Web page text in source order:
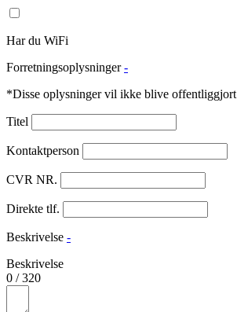
Har du WiFi
Forretningsoplysninger -
*Disse oplysninger vil ikke blive offentliggjort
Titel
Kontaktperson
CVR NR.
Direkte tlf.
Beskrivelse -
Beskrivelse
0 /320